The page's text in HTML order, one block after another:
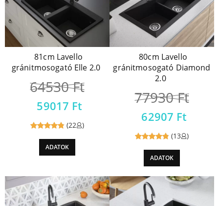
81cm Lavello
gránitmosogató Elle 2.0
64530Ft
59017 Ft
out
(22 )
ADATOK
80cm Lavello
gránitmosogató Diamond
2.0
77930Ft
62907 Ft
out
(13 )
ADATOK